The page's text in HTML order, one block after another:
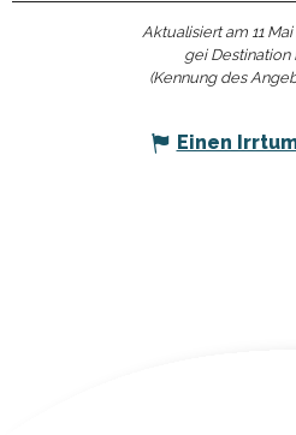
Aktualisiert am 11 Mai
gei Destination
(Kennung des
Einen